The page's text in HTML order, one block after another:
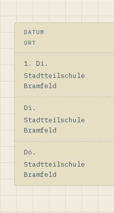
DATUM
ORT
1. Di.
Stadtteilschule
Bramfeld
Di.
Stadtteilschule
Bramfeld
Do.
Stadtteilschule
Bramfeld